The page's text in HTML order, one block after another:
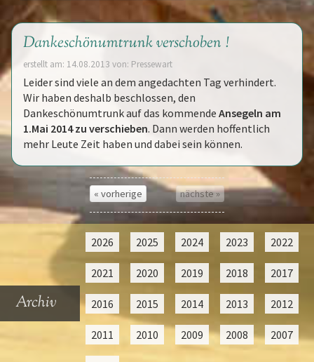
Dankeschönumtrunk verschoben !
erstellt am: 14.08.2013 von: Pressewart
Leider sind viele an dem angedachten Tag verhindert.
Wir haben deshalb beschlossen, den
Dankeschönumtrunk auf das kommende Ansegeln am
1.Mai 2014 zu verschieben. Dann werden hoffentlich
mehr Leute Zeit haben und dabei sein können.
nächste »
« vorherige
Archiv
2026 2025 2024 2023 2022
2021 2020 2019 2018 2017
2016 2015 2014 2013 2012
2011 2010 2009 2008 2007